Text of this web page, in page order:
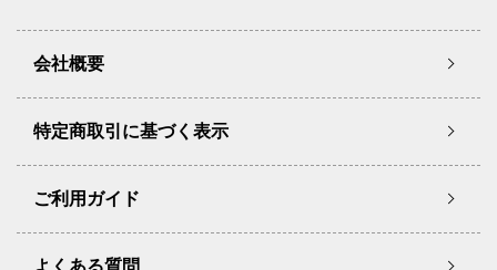
会社概要
特定商取引に基づく表示
ご利用ガイド
よくある質問